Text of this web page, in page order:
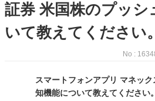
証券 米国株のプッシ
いて教えてください。
No :
スマートフォンアプリ マネッ
知機能について教えてください。